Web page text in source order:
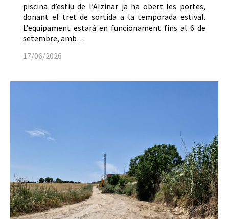
piscina d’estiu de l’Alzinar ja ha obert les portes,
donant el tret de sortida a la temporada estival.
L’equipament estarà en funcionament fins al 6 de
setembre, amb…
17/06/2026